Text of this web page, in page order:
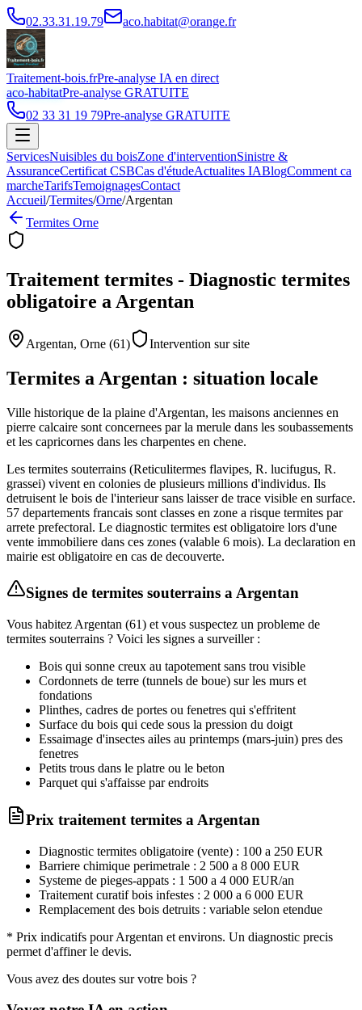
02.33.31.19.79 aco.habitat@orange.fr
Traitement-bois.frPre-analyse IA en direct
aco-habitatPre-analyse GRATUITE
02 33 31 19 79Pre-analyse GRATUITE
ServicesNuisibles du boisZone d'interventionSinistre &
AssuranceCertificat CSBCas d'étudeActualites IABlogComment ca
marcheTarifsTemoignagesContact
Accueil/Termites/Orne/Argentan
Termites Orne
Traitement termites - Diagnostic termites
obligatoire a Argentan
Argentan, Orne (61) Intervention sur site
Termites a Argentan : situation locale
Ville historique de la plaine d'Argentan, les maisons anciennes en
pierre calcaire sont concernees par la merule dans les soubassements
et les capricornes dans les charpentes en chene.
Les termites souterrains (Reticulitermes flavipes, R. lucifugus, R.
grassei) vivent en colonies de plusieurs millions d'individus. Ils
detruisent le bois de l'interieur sans laisser de trace visible en surface.
57 departements francais sont classes en zone a risque termites par
arrete prefectoral. Le diagnostic termites est obligatoire lors d'une
vente immobiliere dans ces zones (valable 6 mois). La declaration en
mairie est obligatoire en cas de decouverte.
Signes de termites souterrains aArgentan
Vous habitez Argentan (61) et vous suspectez un probleme de
termites souterrains ? Voici les signes a surveiller :
Bois qui sonne creux au tapotement sans trou visible
Cordonnets de terre (tunnels de boue) sur les murs et
fondations
Plinthes, cadres de portes ou fenetres qui s'effritent
Surface du bois qui cede sous la pression du doigt
Essaimage d'insectes ailes au printemps (mars-juin) pres des
fenetres
Petits trous dans le platre ou le beton
Parquet qui s'affaisse par endroits
Prix traitement termites a Argentan
Diagnostic termites obligatoire (vente) : 100 a 250 EUR
Barriere chimique perimetrale : 2 500 a 8 000 EUR
Systeme de pieges-appats : 1 500 a 4 000 EUR/an
Traitement curatif bois infestes : 2 000 a 6 000 EUR
Remplacement des bois detruits : variable selon etendue
* Prix indicatifs pourArgentan et environs. Un diagnostic precis
permet d'affiner le devis.
Vous avez des doutes sur votre bois ?